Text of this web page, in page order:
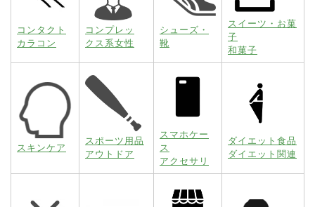
コンタクト
カラコン
コンプレッ
クス系女性
シューズ・
靴
スイーツ・お菓
子
和菓子
スキンケア
スポーツ用品
アウトドア
スマホケー
ス
アクセサリ
ダイエット食品
ダイエット関連